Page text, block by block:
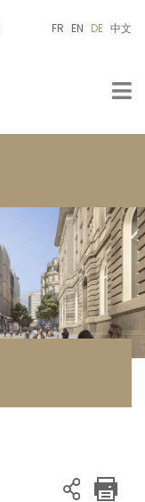
FR EN DE 中文